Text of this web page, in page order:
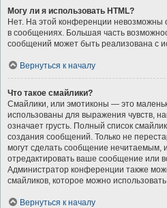
Могу ли я использовать HTML?
Нет. На этой конференции невозможны
в сообщениях. Большая часть
сообщений может быть реализована с
Вернуться к началу
Что такое смайлики?
Смайлики, или эмотиконы — это
использованы для выражения чувств,
означает грусть. Полный список
создания сообщений. Только не
могут сделать сообщение нечитаемым,
отредактировать ваше сообщение или
Администратор конференции также
смайликов, которое можно
Вернуться к началу